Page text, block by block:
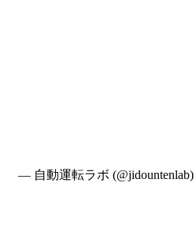
— 自動運転ラボ (@jidountenlab)